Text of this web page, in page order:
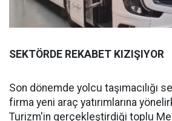
SEKTÖRDE REKABET KIZIŞIYOR
Son dönemde yolcu taşımacılığı
firma yeni araç yatırımlarına
Turizm'in gerçekleştirdiği toplu